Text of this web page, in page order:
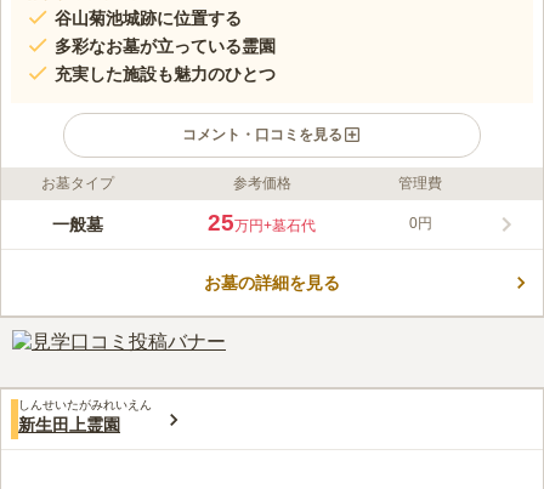
谷山菊池城跡に位置する
多彩なお墓が立っている霊園
充実した施設も魅力のひとつ
コメント・口コミを見る
ライフドット編集部のコメント
谷山菊池城跡地に造られた霊園です。 錦江湾と桜島を一望する
安心してお参りすることができます。 指宿スカイライの谷山イ
居ても安心です。
口コミ評価
50代女性
私は利用したことはありませんが、墓地の敷地内にお花屋さんが
あります。山の中にありすぐ近くには食事ができるお店は見当たりません
が下の方へ下るとお店はあるようです。以前はすぐ下にそうめん流しのお
お墓タイプ 参考価格 管理費
一般墓 25万円+墓石代 0円
お墓の詳細を見る
しんせいたがみれいえん
新生田上霊園